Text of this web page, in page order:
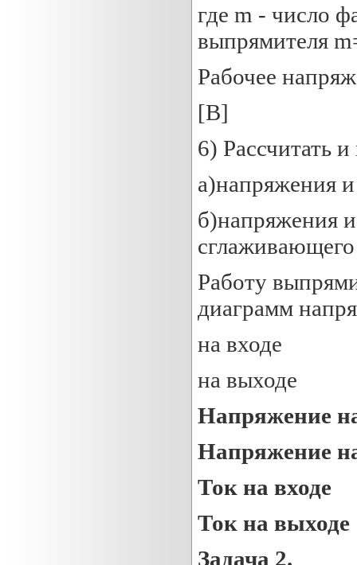
где m - число
выпрямителя
Рабочее
[В]
6) Рассчитать
а)напряжения
б)напряжения и
Работу
диаграмм
на входе
на выходе
Напряжение
Напряжение
Ток на входе
Ток на выходе
Задача 2.